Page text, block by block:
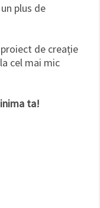
plus de
de creație
cel mai mic
ta!